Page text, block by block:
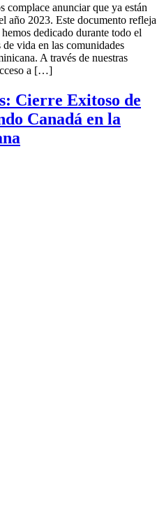
anunciar que ya están
año 2023. Este documento refleja
dedicado durante todo el
vida en las comunidades
A través de nuestras
a […]
Cierre Exitoso de
Canadá en la